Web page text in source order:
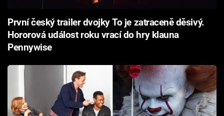
První český trailer dvojky To je zatraceně děsivý.
Hororová událost roku vrací do hry klauna
Pennywise